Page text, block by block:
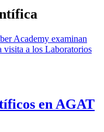
en AGAT